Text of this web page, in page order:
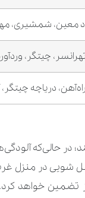
معین، شمشیری،
چیتگر،
دریاچه چیتگر،
در حالی‌که
در منزل غرب
تضمین خواهد